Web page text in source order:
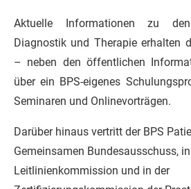
Aktuelle Informationen zu
Diagnostik und Therapie erhalten
– neben den öffentlichen
über ein BPS-eigenes
Seminaren und Onlinevorträgen.
Darüber hinaus vertritt der BPS
Gemeinsamen Bundesausschuss,
Leitlinienkommission und in der